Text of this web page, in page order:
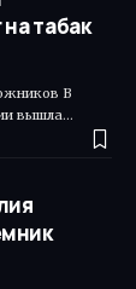
табак
В
вышла…